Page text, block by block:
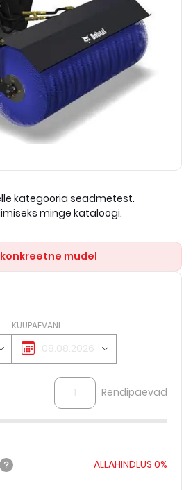
kategooria seadmetest.
minge kataloogi.
mudel
KUUPÄEVANI
Rendipäevad
ALLAHINDLUS 0%